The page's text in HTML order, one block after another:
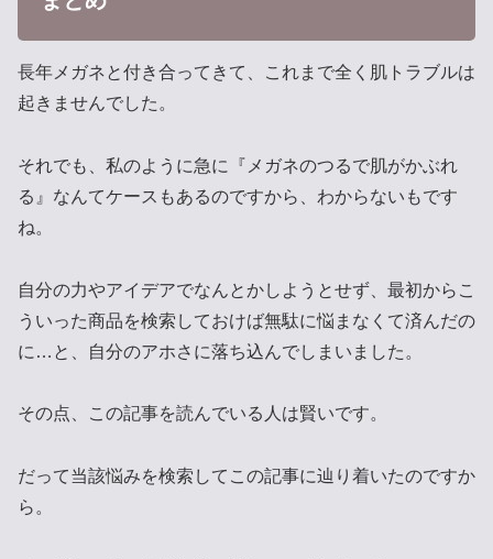
長年メガネと付き合ってきて、これまで全く肌トラブルは
起きませんでした。
それでも、私のように急に『メガネのつるで肌がかぶれ
る』なんてケースもあるのですから、わからないもです
ね。
自分の力やアイデアでなんとかしようとせず、最初からこ
ういった商品を検索しておけば無駄に悩まなくて済んだの
に…と、自分のアホさに落ち込んでしまいました。
その点、この記事を読んでいる人は賢いです。
だって当該悩みを検索してこの記事に辿り着いたのですか
ら。